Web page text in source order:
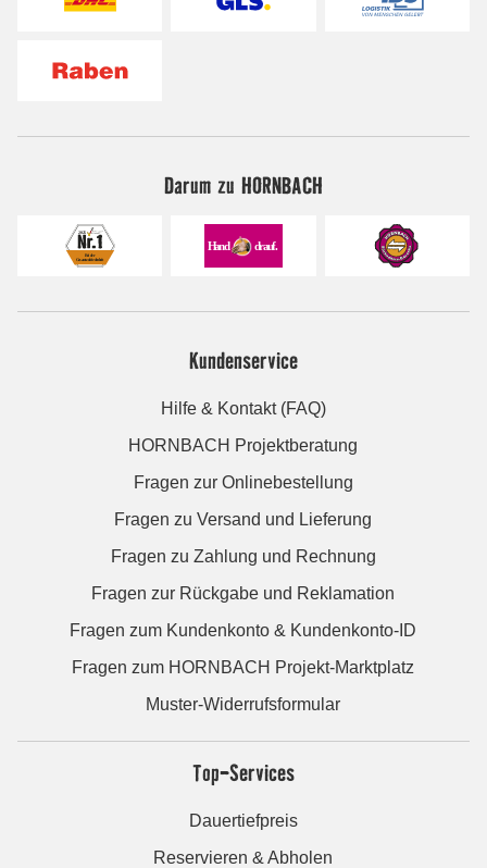
Darum zu HORNBACH
Kundenservice
Hilfe & Kontakt (FAQ)
HORNBACH Projektberatung
Fragen zur Onlinebestellung
Fragen zu Versand und Lieferung
Fragen zu Zahlung und Rechnung
Fragen zur Rückgabe und Reklamation
Fragen zum Kundenkonto & Kundenkonto-ID
Fragen zum HORNBACH Projekt-Marktplatz
Muster-Widerrufsformular
Top-Services
Dauertiefpreis
Reservieren & Abholen